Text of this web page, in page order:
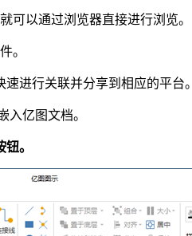
可以通过浏览器直接进行浏览。
。
进行关联并分享到相应的平台。
入亿图文档。
。